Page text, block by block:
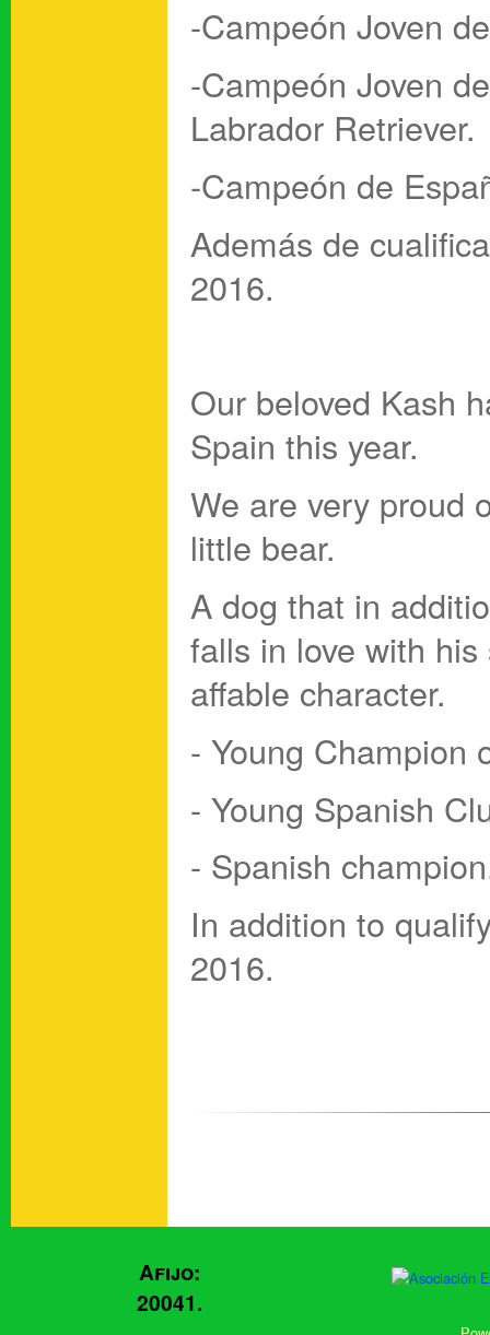
-Campeón Joven
-Campeón Joven
Labrador Retriever.
-Campeón de
Además de
2016.
Our beloved Kash
Spain this year.
We are very proud
little bear.
A dog that in
falls in love with
affable character.
- Young Champion
- Young Spanish
- Spanish
In addition to
2016.
Afijo:
20041.